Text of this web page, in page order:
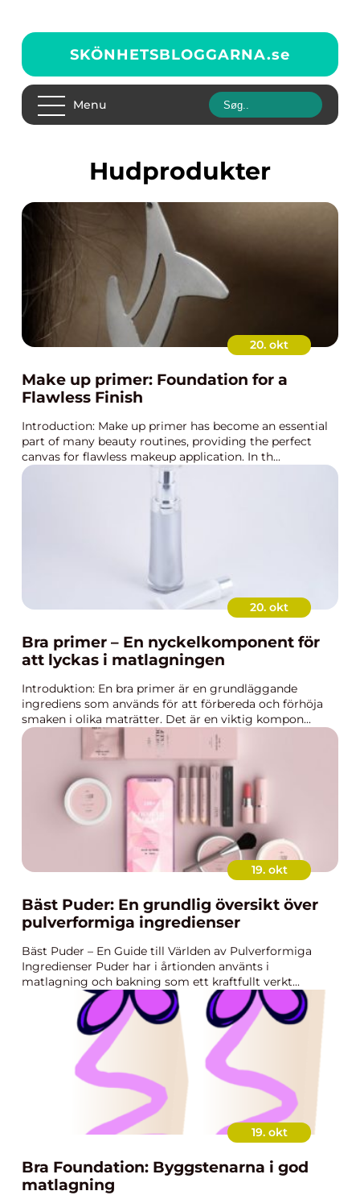
SKÖNHETSBLOGGARNA.se
Menu
Hudprodukter
20. okt
Make up primer: Foundation for a
Flawless Finish
Introduction: Make up primer has become an essential
part of many beauty routines, providing the perfect
canvas for flawless makeup application. In th...
20. okt
Bra primer – En nyckelkomponent för
att lyckas i matlagningen
Introduktion: En bra primer är en grundläggande
ingrediens som används för att förbereda och förhöja
smaken i olika maträtter. Det är en viktig kompon...
19. okt
Bäst Puder: En grundlig översikt över
pulverformiga ingredienser
Bäst Puder – En Guide till Världen av Pulverformiga
Ingredienser Puder har i årtionden använts i
matlagning och bakning som ett kraftfullt verkt...
19. okt
Bra Foundation: Byggstenarna i god
matlagning